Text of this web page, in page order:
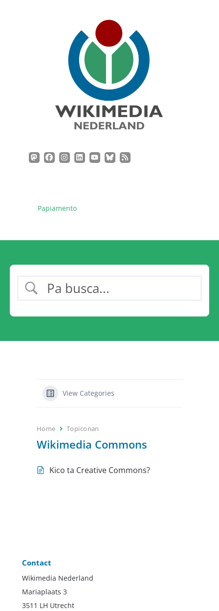
Papiamento
View Categories
Home Topiconan
Wikimedia Commons
Kico ta Creative Commons?
Contact
Wikimedia Nederland
Mariaplaats 3
3511 LH Utrecht